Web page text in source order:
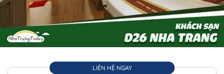
LIÊN HỆ NGAY